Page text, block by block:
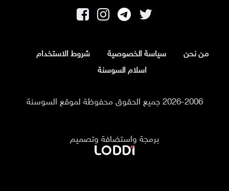
من نحن سياسة الخصوصية
شروط الاستخدام
اسلام السوسنة
2026-2006 جميع الحقوق محفوظة لموقع السوسنة
برمجة واستضافة وتصميم